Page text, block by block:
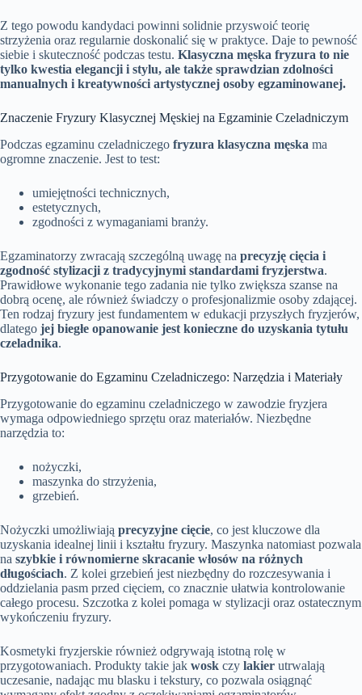
Z tego powodu kandydaci powinni solidnie przyswoić teorię
strzyżenia oraz regularnie doskonalić się w praktyce. Daje to pewność
siebie i skuteczność podczas testu. Klasyczna męska fryzura to nie
tylko kwestia elegancji i stylu, ale także sprawdzian zdolności
manualnych i kreatywności artystycznej osoby egzaminowanej.
Znaczenie Fryzury Klasycznej Męskiej na Egzaminie Czeladniczym
Podczas egzaminu czeladniczego fryzura klasyczna męska ma
ogromne znaczenie. Jest to test:
umiejętności technicznych,
estetycznych,
zgodności z wymaganiami branży.
Egzaminatorzy zwracają szczególną uwagę na precyzję cięcia i
zgodność stylizacji z tradycyjnymi standardami fryzjerstwa.
Prawidłowe wykonanie tego zadania nie tylko zwiększa szanse na
dobrą ocenę, ale również świadczy o profesjonalizmie osoby zdającej.
Ten rodzaj fryzury jest fundamentem w edukacji przyszłych fryzjerów,
dlatego jej biegłe opanowanie jest konieczne do uzyskania tytułu
czeladnika.
Przygotowanie do Egzaminu Czeladniczego: Narzędzia i Materiały
Przygotowanie do egzaminu czeladniczego w zawodzie fryzjera
wymaga odpowiedniego sprzętu oraz materiałów. Niezbędne
narzędzia to:
nożyczki,
maszynka do strzyżenia,
grzebień.
Nożyczki umożliwiają precyzyjne cięcie, co jest kluczowe dla
uzyskania idealnej linii i kształtu fryzury. Maszynka natomiast pozwala
na szybkie i równomierne skracanie włosów na różnych
długościach. Z kolei grzebień jest niezbędny do rozczesywania i
oddzielania pasm przed cięciem, co znacznie ułatwia kontrolowanie
całego procesu. Szczotka z kolei pomaga w stylizacji oraz ostatecznym
wykończeniu fryzury.
Kosmetyki fryzjerskie również odgrywają istotną rolę w
przygotowaniach. Produkty takie jak wosk czy lakier utrwalają
uczesanie, nadając mu blasku i tekstury, co pozwala osiągnąć